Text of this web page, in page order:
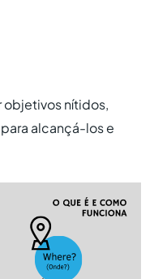
objetivos nítidos,
alcançá-los e